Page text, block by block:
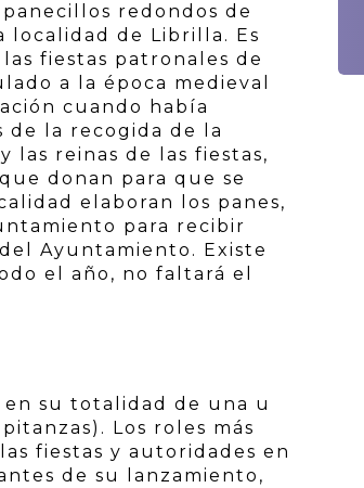
redondos de
localidad de Librilla. Es
fiestas patronales de
a la época medieval
cuando había
de la recogida de la
las reinas de las fiestas,
donan para que se
elaboran los panes,
para recibir
Ayuntamiento. Existe
el año, no faltará el
su totalidad de una u
Los roles más
fiestas y autoridades en
de su lanzamiento,